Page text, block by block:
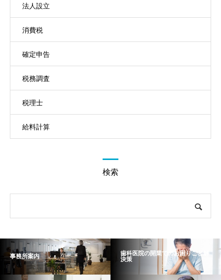
法人設立
消費税
確定申告
税務調査
税理士
給料計算
検索
事務所案内
歯科医院の開業でのお困りごと解
決策